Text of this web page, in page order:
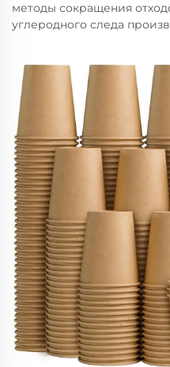
методы сокращения
углеродного следа